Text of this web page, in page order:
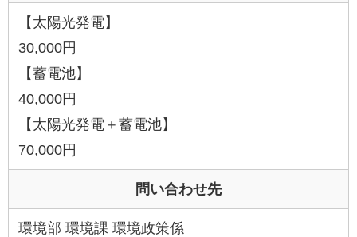
【太陽光発電】
30,000円
【蓄電池】
40,000円
【太陽光発電＋蓄電池】
70,000円
問い合わせ先
環境部 環境課 環境政策係